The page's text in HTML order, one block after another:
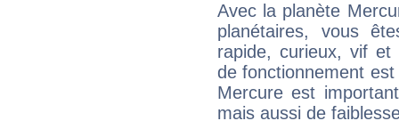
Avec la planète
planétaires, vous
rapide, curieux, vif et
de fonctionnement
Mercure est
mais aussi de